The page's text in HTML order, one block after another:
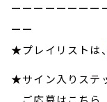
ーーーーーーーー
ーー
★プレイリストは、
★サイン入りステ